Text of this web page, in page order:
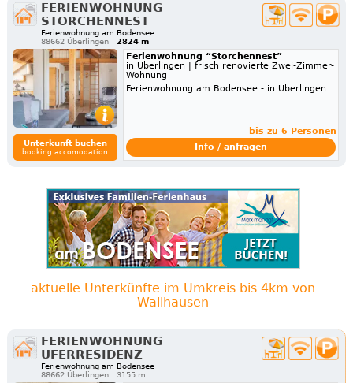
FERIENWOHNUNG
STORCHENNEST
Ferienwohnung am Bodensee
88662 Überlingen
2824 m
Unterkunft buchen
booking accomodation
Ferienwohnung “Storchennest”
in Überlingen | frisch renovierte Zwei-Zimmer-
Wohnung
Ferienwohnung am Bodensee - in Überlingen
bis zu 6 Personen
Info / anfragen
aktuelle Unterkünfte im Umkreis bis 4km von
Wallhausen
FERIENWOHNUNG
UFERRESIDENZ
Ferienwohnung am Bodensee
88662 Überlingen
3155 m